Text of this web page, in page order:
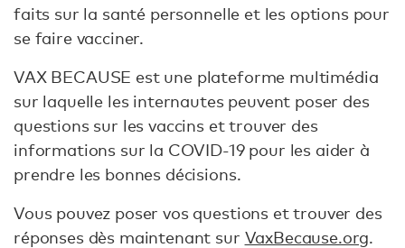
faits sur la santé personnelle et les options pour
se faire vacciner.
VAX BECAUSE est une plateforme multimédia
sur laquelle les internautes peuvent poser des
questions sur les vaccins et trouver des
informations sur la COVID-19 pour les aider à
prendre les bonnes décisions.
Vous pouvez poser vos questions et trouver des
réponses dès maintenant sur VaxBecause.org.